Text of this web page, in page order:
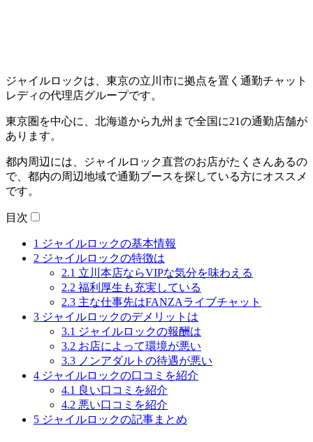
ジャイルロックは、東京の立川市に拠点を置く通勤チャット
レディの代理店グループです。
東京圏を中心に、北海道から九州まで全国に21の通勤店舗が
あります。
都内周辺には、ジャイルロック直営のお店がたくさんあるの
で、都内の周辺地域で通勤ブースを探している方にオススメ
です。
目次
1 ジャイルロックの基本情報
2 ジャイルロックの特徴は
2.1 立川本店ならVIPな気分を味わえる
2.2 福利厚生も充実している
2.3 主な仕事先はFANZAライブチャット
3 ジャイルロックのデメリットは
3.1 ジャイルロックの報酬は
3.2 お店によって環境が悪い
3.3 ノンアダルトの待遇が悪い
4 ジャイルロックの口コミを紹介
4.1 良い口コミを紹介
4.2 悪い口コミを紹介
5 ジャイルロックの記事まとめ